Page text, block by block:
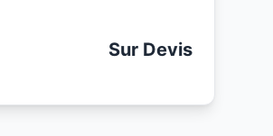
Sur Devis